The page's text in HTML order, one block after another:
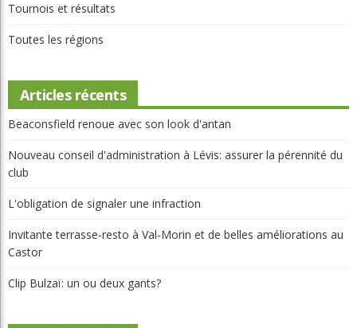
Tournois et résultats
Toutes les régions
Articles récents
Beaconsfield renoue avec son look d'antan
Nouveau conseil d'administration à Lévis: assurer la pérennité du
club
L'obligation de signaler une infraction
Invitante terrasse-resto à Val-Morin et de belles améliorations au
Castor
Clip Bulzaï: un ou deux gants?